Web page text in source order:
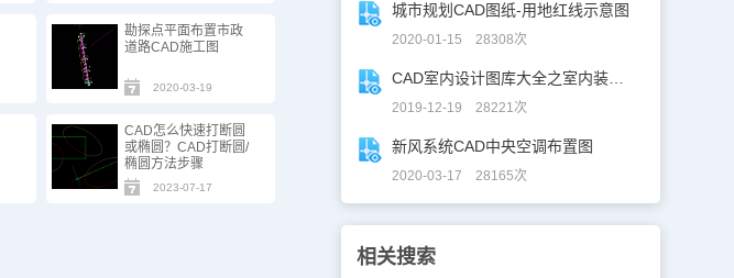
勘探点平面布置市政
道路CAD施工图
2020-03-19
CAD怎么快速打断圆
或椭圆？CAD打断圆/
椭圆方法步骤
2023-07-17
城市规划CAD图纸-用地红线示意图
2020-01-15 28308次
2019-12-19 28221次
新风系统CAD中央空调布置图
2020-03-17 28165次
相关搜索